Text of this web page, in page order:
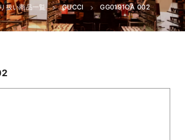
扱い商品一覧 GUCCI GG0191OA 002